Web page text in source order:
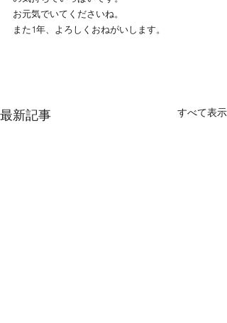
お元気でいてくださいね。
また1年、よろしくおねがいします。
最新記事 すべて表示